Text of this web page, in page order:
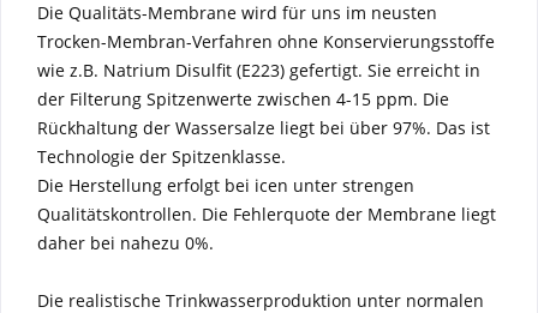
Die Qualitäts-Membrane wird für uns im neusten
Trocken-Membran-Verfahren ohne Konservierungsstoffe
wie z.B. Natrium Disulfit (E223) gefertigt. Sie erreicht in
der Filterung Spitzenwerte zwischen 4-15 ppm. Die
Rückhaltung der Wassersalze liegt bei über 97%. Das ist
Technologie der Spitzenklasse.
Die Herstellung erfolgt bei icen unter strengen
Qualitätskontrollen. Die Fehlerquote der Membrane liegt
daher bei nahezu 0%.
Die realistische Trinkwasserproduktion unter normalen